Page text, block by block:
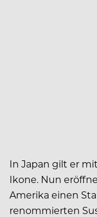
In Japan gilt er
Ikone. Nun
Amerika einen
renommierten